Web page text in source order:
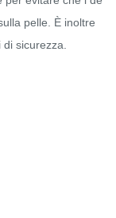
pelle. È inoltre
sicurezza.